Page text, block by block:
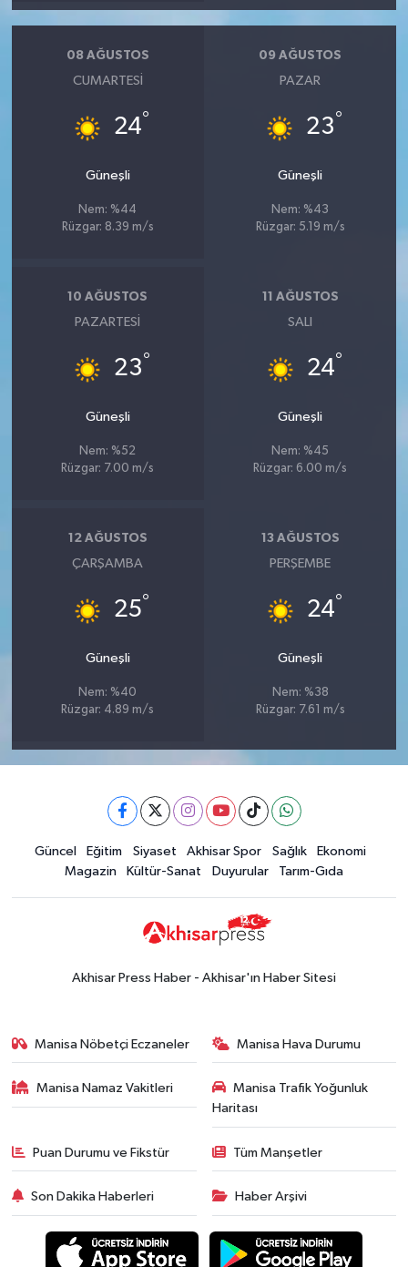
08 AĞUSTOS
CUMARTESI
24°
Güneşli
Nem: %44
Rüzgar: 8.39 m/s
09 AĞUSTOS
PAZAR
23°
Güneşli
Nem: %43
Rüzgar: 5.19 m/s
10 AĞUSTOS
PAZARTESI
23°
Güneşli
Nem: %52
Rüzgar: 7.00 m/s
11 AĞUSTOS
SALI
24°
Güneşli
Nem: %45
Rüzgar: 6.00 m/s
12 AĞUSTOS
ÇARŞAMBA
25°
Güneşli
Nem: %40
Rüzgar: 4.89 m/s
13 AĞUSTOS
PERŞEMBE
24°
Güneşli
Nem: %38
Rüzgar: 7.61 m/s
Güncel Eğitim Siyaset Akhisar Spor Sağlık
Ekonomi
Magazin
Kültür-Sanat Duyurular Tarım-Gıda
Akhisar Press Haber - Akhisar'ın Haber Sitesi
Manisa Nöbetçi Eczaneler Manisa Hava Durumu
Manisa Namaz Vakitleri
Manisa Trafik Yoğunluk
Haritası
Puan Durumu ve Fikstür Tüm Manşetler
Son Dakika Haberleri Haber Arşivi